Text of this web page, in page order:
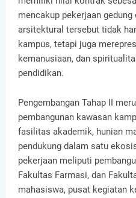
mencakup pekerjaan
arsitektural tersebut tidak
kampus, tetapi juga
kemanusiaan, dan
pendidikan.
Pengembangan Tahap II
pembangunan kawasan
fasilitas akademik, hunian
pendukung dalam satu
pekerjaan meliputi
Fakultas Farmasi, dan
mahasiswa, pusat kegiatan